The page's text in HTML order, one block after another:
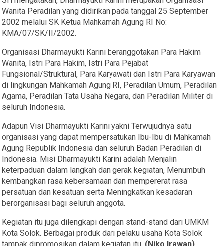
Wanita Peradilan yang didirikan pada tanggal 25 September
2002 melalui SK Ketua Mahkamah Agung RI No:
KMA/07/SK/II/2002.
Organisasi Dharmayukti Karini beranggotakan Para Hakim
Wanita, Istri Para Hakim, Istri Para Pejabat
Fungsional/Struktural, Para Karyawati dan Istri Para Karyawan
di lingkungan Mahkamah Agung RI, Peradilan Umum, Peradilan
Agama, Peradilan Tata Usaha Negara, dan Peradilan Militer di
seluruh Indonesia.
Adapun Visi Dharmayukti Karini yakni Terwujudnya satu
organisasi yang dapat mempersatukan Ibu-Ibu di Mahkamah
Agung Republik Indonesia dan seluruh Badan Peradilan di
Indonesia. Misi Dharmayukti Karini adalah Menjalin
keterpaduan dalam langkah dan gerak kegiatan, Menumbuh
kembangkan rasa kebersamaan dan mempererat rasa
persatuan dan kesatuan serta Meningkatkan kesadaran
berorganisasi bagi seluruh anggota.
Kegiatan itu juga dilengkapi dengan stand-stand dari UMKM
Kota Solok. Berbagai produk dari pelaku usaha Kota Solok
tampak dipromosikan dalam kegiatan itu. (Niko Irawan)